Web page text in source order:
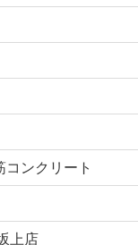
コンクリート
上店